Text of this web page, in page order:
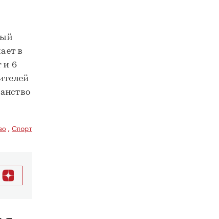
в
и 6
, Спорт